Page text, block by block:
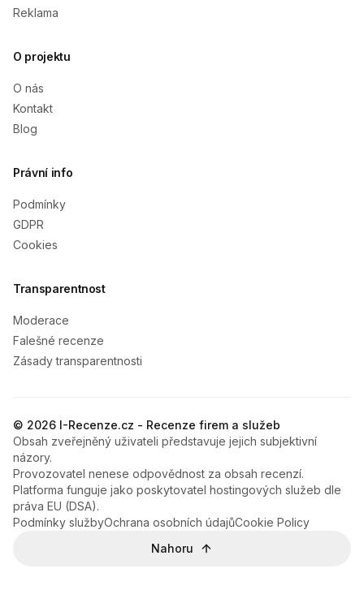
Reklama
O projektu
O nás
Kontakt
Blog
Právní info
Podmínky
GDPR
Cookies
Transparentnost
Moderace
Falešné recenze
Zásady transparentnosti
© 2026 I-Recenze.cz - Recenze firem a služeb
Obsah zveřejněný uživateli představuje jejich subjektivní
názory.
Provozovatel nenese odpovědnost za obsah recenzí.
Platforma funguje jako poskytovatel hostingových služeb dle
práva EU (DSA).
Podmínky službyOchrana osobních údajůCookie Policy
Nahoru